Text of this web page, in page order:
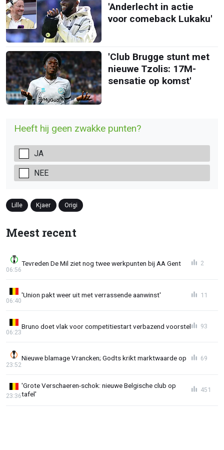
'Anderlecht in actie
voor comeback Lukaku'
'Club Brugge stunt met
nieuwe Tzolis: 17M-
sensatie op komst'
Heeft hij geen zwakke punten?
JA
NEE
Lille Kjaer Origi
Meest recent
Tevreden De Mil ziet nog twee werkpunten bij AA Gent
06:56
2
'Union pakt weer uit met verrassende aanwinst'
06:40
11
Bruno doet vlak voor competitiestart verbazend voorstel
06:23
93
Nieuwe blamage Vrancken; Godts krikt marktwaarde op
23:52
69
'Grote Verschaeren-schok: nieuwe Belgische club op
tafel'
23:36
451